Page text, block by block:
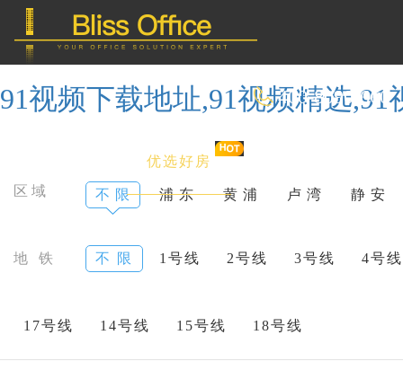
91视频下载地址,91视频精选
400-8090-660
优选好房
区域 不 限 浦 东 黄 浦 卢 湾 静 安
地 铁 不 限 1号线 2号线 3号线 4号线
17号线 14号线 15号线 18号线